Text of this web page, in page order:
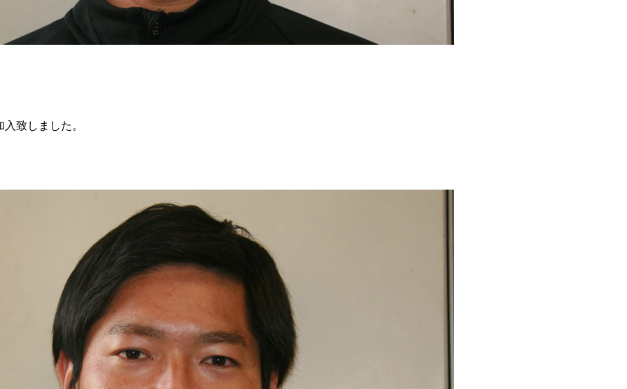
致しました。